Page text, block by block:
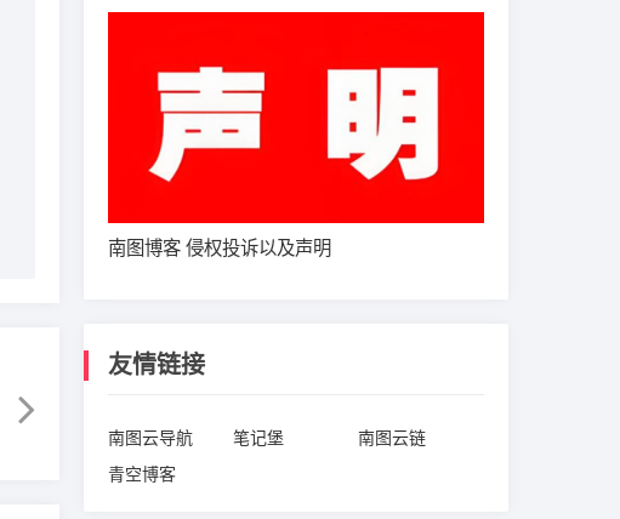
南图博客 侵权投诉以及声明
友情链接
南图云导航 笔记堡
南图云链
青空博客